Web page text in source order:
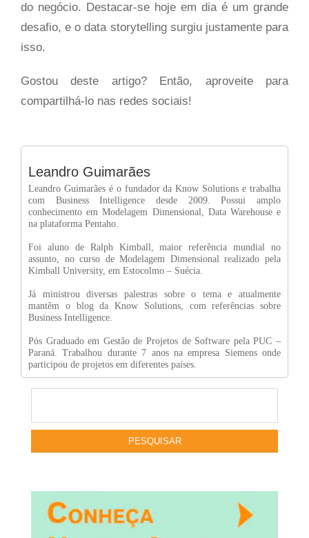
do negócio. Destacar-se hoje em dia é um grande
desafio, e o data storytelling surgiu justamente para
isso.
Gostou deste artigo? Então, aproveite para
compartilhá-lo nas redes sociais!
Leandro Guimarães
Leandro Guimarães é o fundador da Know Solutions e trabalha
com Business Intelligence desde 2009. Possui amplo
conhecimento em Modelagem Dimensional, Data Warehouse e
na plataforma Pentaho.
Foi aluno de Ralph Kimball, maior referência mundial no
assunto, no curso de Modelagem Dimensional realizado pela
Kimball University, em Estocolmo – Suécia.
Já ministrou diversas palestras sobre o tema e atualmente
mantêm o blog da Know Solutions, com referências sobre
Business Intelligence.
Pós Graduado em Gestão de Projetos de Software pela PUC –
Paraná. Trabalhou durante 7 anos na empresa Siemens onde
participou de projetos em diferentes países.